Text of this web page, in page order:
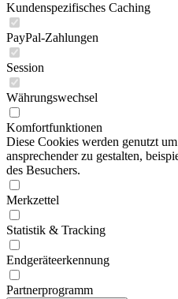
Kundenspezifisches Caching
PayPal-Zahlungen
Session
Währungswechsel
Komfortfunktionen
Diese Cookies werden genutzt
ansprechender zu gestalten,
des Besuchers.
Merkzettel
Statistik & Tracking
Endgeräteerkennung
Partnerprogramm